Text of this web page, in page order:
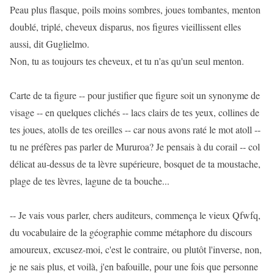
Peau plus flasque, poils moins sombres, joues tombantes, menton
doublé, triplé, cheveux disparus, nos figures vieillissent elles
aussi, dit Guglielmo.
Non, tu as toujours tes cheveux, et tu n'as qu'un seul menton.
Carte de ta figure -- pour justifier que figure soit un synonyme de
visage -- en quelques clichés -- lacs clairs de tes yeux, collines de
tes joues, atolls de tes oreilles -- car nous avons raté le mot atoll --
tu ne préfères pas parler de Mururoa? Je pensais à du corail -- col
délicat au-dessus de ta lèvre supérieure, bosquet de ta moustache,
plage de tes lèvres, lagune de ta bouche...
-- Je vais vous parler, chers auditeurs, commença le vieux Qfwfq,
du vocabulaire de la géographie comme métaphore du discours
amoureux, excusez-moi, c'est le contraire, ou plutôt l'inverse, non,
je ne sais plus, et voilà, j'en bafouille, pour une fois que personne